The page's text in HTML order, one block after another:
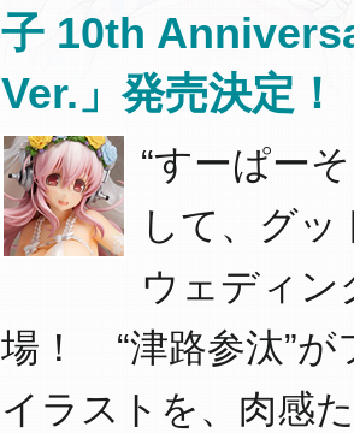
子 10th
Ver.」発売決定！
“すーぱー
して、グ
ウェディン
場！ “津路参汰”が
イラストを、肉感